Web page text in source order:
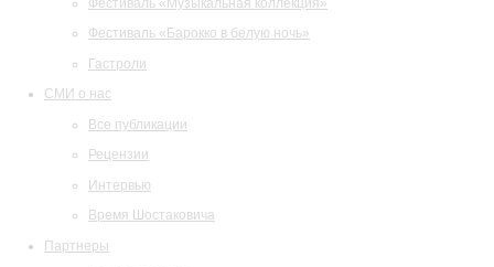
Фестиваль «Барокко в белую ночь»
Гастроли
СМИ о нас
Все публикации
Рецензии
Интервью
Время Шостаковича
Партнеры